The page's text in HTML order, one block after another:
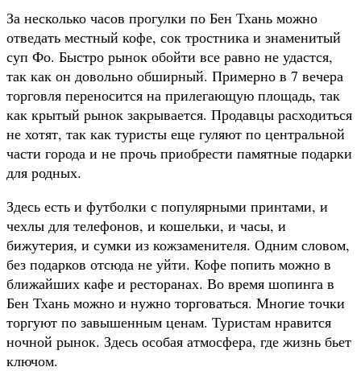
За несколько часов прогулки по Бен Тхань можно
отведать местный кофе, сок тростника и знаменитый
суп Фо. Быстро рынок обойти все равно не удастся,
так как он довольно обширный. Примерно в 7 вечера
торговля переносится на прилегающую площадь, так
как крытый рынок закрывается. Продавцы расходиться
не хотят, так как туристы еще гуляют по центральной
части города и не прочь приобрести памятные подарки
для родных.
Здесь есть и футболки с популярными принтами, и
чехлы для телефонов, и кошельки, и часы, и
бижутерия, и сумки из кожзаменителя. Одним словом,
без подарков отсюда не уйти. Кофе попить можно в
ближайших кафе и ресторанах. Во время шопинга в
Бен Тхань можно и нужно торговаться. Многие точки
торгуют по завышенным ценам. Туристам нравится
ночной рынок. Здесь особая атмосфера, где жизнь бьет
ключом.